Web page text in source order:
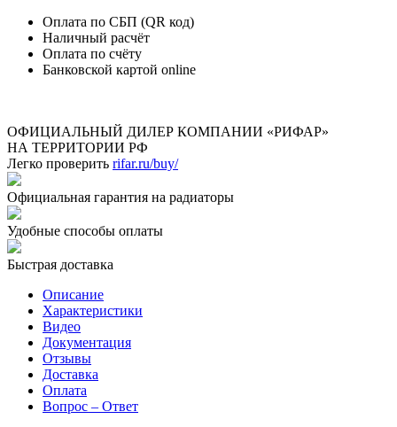
Оплата по СБП (QR код)
Наличный расчёт
Оплата по счёту
Банковской картой online
ОФИЦИАЛЬНЫЙ ДИЛЕР КОМПАНИИ «РИФАР»
НА ТЕРРИТОРИИ РФ
Легко проверить rifar.ru/buy/
Официальная гарантия на радиаторы
Удобные способы оплаты
Быстрая доставка
Описание
Характеристики
Видео
Документация
Отзывы
Доставка
Оплата
Вопрос – Ответ